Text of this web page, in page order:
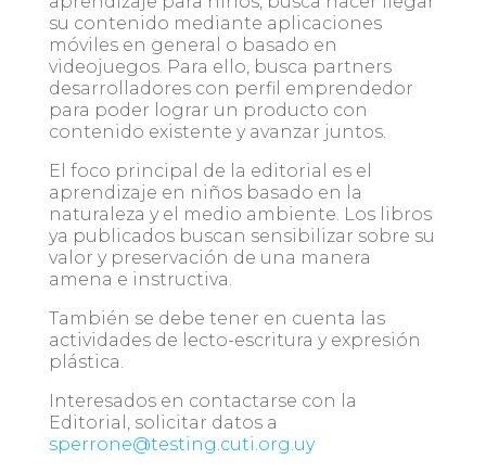
su contenido mediante aplicaciones
móviles en general o basado en
videojuegos. Para ello, busca partners
desarrolladores con perfil emprendedor
para poder lograr un producto con
contenido existente y avanzar juntos.
El foco principal de la editorial es el
aprendizaje en niños basado en la
naturaleza y el medio ambiente. Los libros
ya publicados buscan sensibilizar sobre su
valor y preservación de una manera
amena e instructiva.
También se debe tener en cuenta las
actividades de lecto-escritura y expresión
plástica.
Interesados en contactarse con la
Editorial, solicitar datos a
sperrone@testing.cuti.org.uy